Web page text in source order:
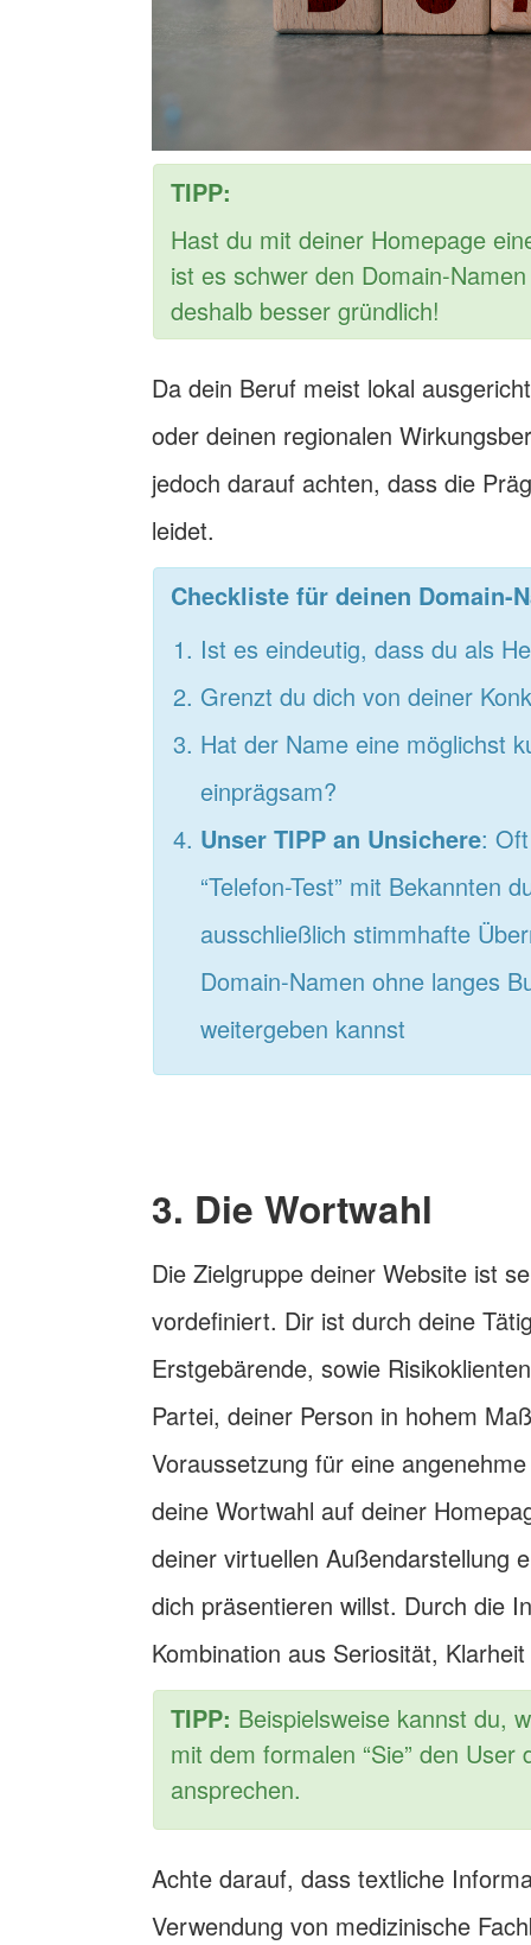
TIPP:
Hast du mit deiner Homepage
ist es schwer den Domain-
deshalb besser gründlich!
Da dein Beruf meist lokal
oder deinen regionalen
jedoch darauf achten, dass die
leidet.
Checkliste für deinen Domain-
Ist es eindeutig, dass du als
Grenzt du dich von deiner
Hat der Name eine möglichst
einprägsam?
Unser TIPP an Unsichere:
“Telefon-Test” mit Bekannten
ausschließlich stimmhafte
Domain-Namen ohne langes
weitergeben kannst
3. Die Wortwahl
Die Zielgruppe deiner Website ist
vordefiniert. Dir ist durch deine
Erstgebärende, sowie
Partei, deiner Person in hohem
Voraussetzung für eine
deine Wortwahl auf deiner
deiner virtuellen Außendarstellung
dich präsentieren willst. Durch die
Kombination aus Seriosität,
TIPP: Beispielsweise kannst du,
mit dem formalen “Sie” den User
ansprechen.
Achte darauf, dass textliche
Verwendung von medizinische